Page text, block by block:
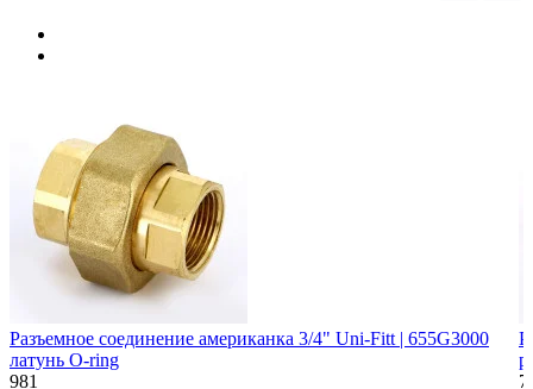
Разъемное соединение американка 3/4" Uni-Fitt | 655G3000
латунь O-ring
981